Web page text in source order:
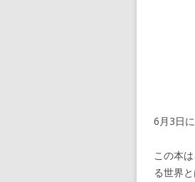
6月3日
この本
る世界